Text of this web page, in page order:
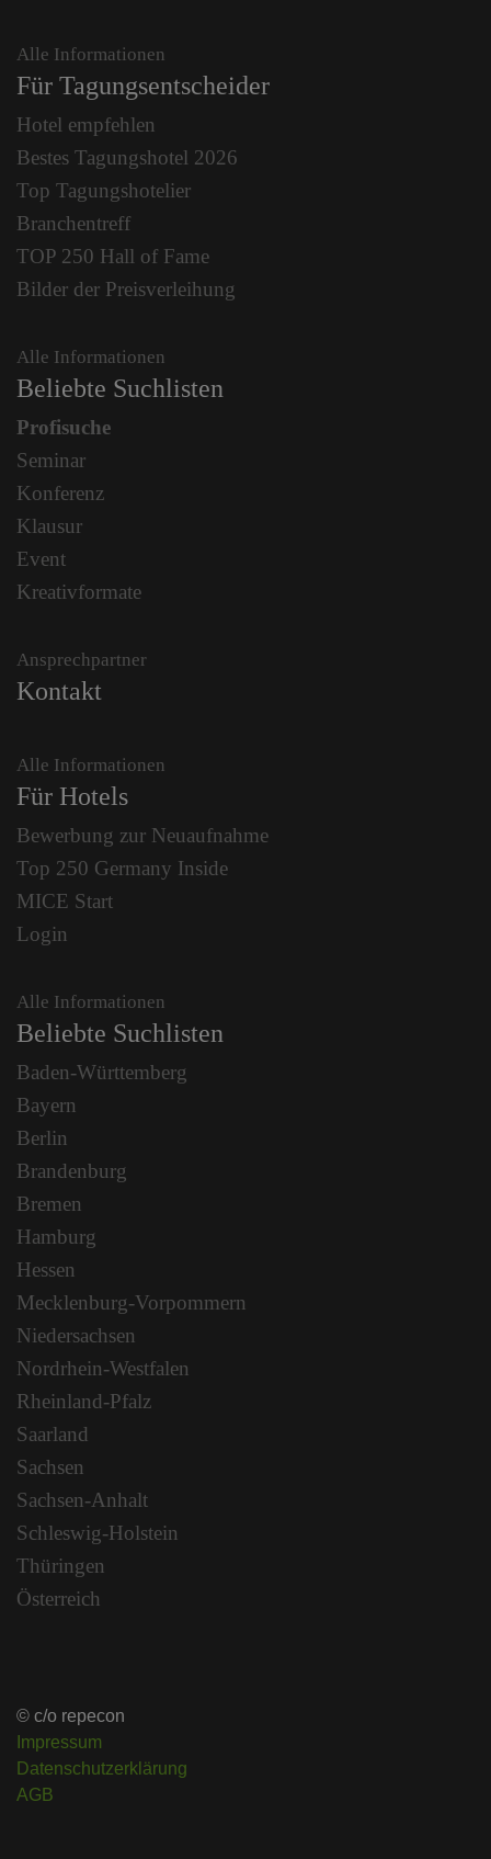
Alle Informationen
Für Tagungsentscheider
Hotel empfehlen
Bestes Tagungshotel 2026
Top Tagungshotelier
Branchentreff
TOP 250 Hall of Fame
Bilder der Preisverleihung
Alle Informationen
Beliebte Suchlisten
Profisuche
Seminar
Konferenz
Klausur
Event
Kreativformate
Ansprechpartner
Kontakt
Alle Informationen
Für Hotels
Bewerbung zur Neuaufnahme
Top 250 Germany Inside
MICE Start
Login
Alle Informationen
Beliebte Suchlisten
Baden-Württemberg
Bayern
Berlin
Brandenburg
Bremen
Hamburg
Hessen
Mecklenburg-Vorpommern
Niedersachsen
Nordrhein-Westfalen
Rheinland-Pfalz
Saarland
Sachsen
Sachsen-Anhalt
Schleswig-Holstein
Thüringen
Österreich
© c/o repecon
Impressum
Datenschutzerklärung
AGB